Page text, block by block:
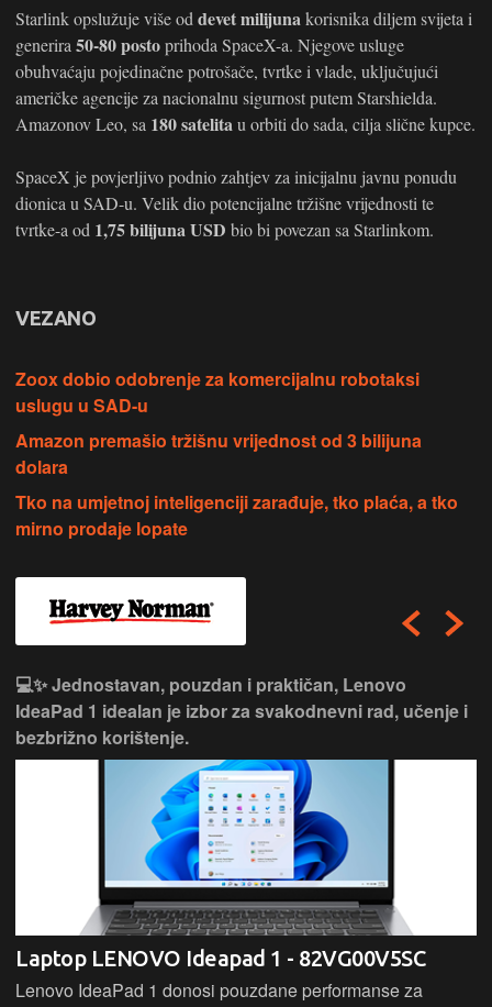
Starlink opslužuje više od devet milijunakorisnika diljem svijeta i
generira 50-80 postoprihoda SpaceX-a. Njegove usluge
obuhvaćaju pojedinačne potrošače, tvrtke i vlade, uključujući
američke agencije za nacionalnu sigurnost putem Starshielda.
Amazonov Leo, sa 180 satelitau orbiti do sada, cilja slične kupce.
SpaceX je povjerljivo podnio zahtjev za inicijalnu javnu ponudu
dionica u SAD-u. Velik dio potencijalne tržišne vrijednosti te
tvrtke-a od 1,75 bilijuna USD bio bi povezan sa Starlinkom.
VEZANO
Zoox dobio odobrenje za komercijalnu robotaksi
uslugu u SAD-u
Amazon premašio tržišnu vrijednost od 3 bilijuna
dolara
Tko na umjetnoj inteligenciji zarađuje, tko plaća, a tko
mirno prodaje lopate
💻✨ Jednostavan, pouzdan i praktičan, Lenovo
IdeaPad 1 idealan je izbor za svakodnevni rad, učenje i
bezbrižno korištenje.
Laptop LENOVO Ideapad 1 - 82VG00V5SC
Lenovo IdeaPad 1 donosi pouzdane performanse za